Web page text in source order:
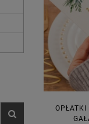
OPŁATKI